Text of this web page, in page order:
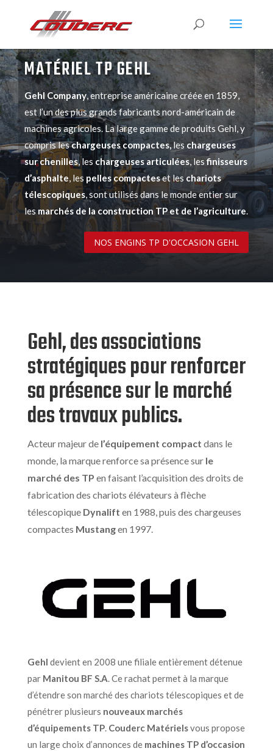
MATÉRIEL TP GEHL
Gehl Company, entreprise américaine créée en 1859,
est l’un des plus grands fabricants nord-américain de
machines agricoles. La large gamme de produits Gehl, y
compris leschargeuses compactes,les chargeuses
sur chenilles, les chargeuses articulées, lesfinisseurs
d’asphalte, les pelles compacteset leschariots
télescopiques, sont utilisés dans le monde entier sur
lesmarchés de la constructionTPet de l’agriculture.
NOS ENGINS TP D'OCCASION GEHL
Gehl, des associations
stratégiques pour renforcer
sa présence sur le marché
des travaux publics.
Acteur majeur de l’équipement compact dans le
monde, la marque renforce sa présence sur le
marché des TP en faisant l’acquisition des droits de
fabrication des chariots élévateurs à flèche
télescopique Dynalift en 1988, puis des chargeuses
compactes Mustangen 1997.
Gehl devient en 2008 une filiale entièrement détenue
parManitou BF S.A.Ce rachat permet à la marque
d’étendre son marché des chariots télescopiques et de
pénétrer plusieurs nouveaux marchés
d’équipements TP. Couderc Matérielsvous propose
un large choix d’annonces de machines TP d’occasion